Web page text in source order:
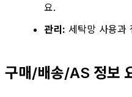
요.
관리: 세탁망 사용과
구매/배송/AS 정보